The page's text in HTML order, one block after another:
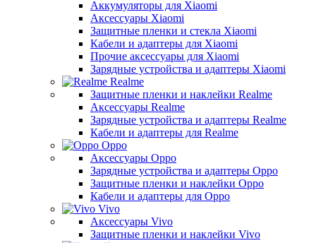
Аккумуляторы для Xiaomi
Аксессуары Xiaomi
Защитные пленки и стекла Xiaomi
Кабели и адаптеры для Xiaomi
Прочие аксессуары для Xiaomi
Зарядные устройства и адаптеры Xiaomi
Realme
Защитные пленки и наклейки Realme
Аксессуары Realme
Зарядные устройства и адаптеры Realme
Кабели и адаптеры для Realme
Oppo
Аксессуары Oppo
Зарядные устройства и адаптеры Oppo
Защитные пленки и наклейки Oppo
Кабели и адаптеры для Oppo
Vivo
Аксессуары Vivo
Защитные пленки и наклейки Vivo